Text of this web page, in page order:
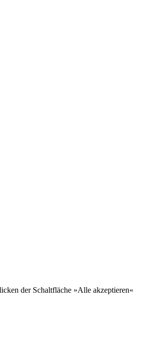
der Schaltfläche »Alle akzeptieren«